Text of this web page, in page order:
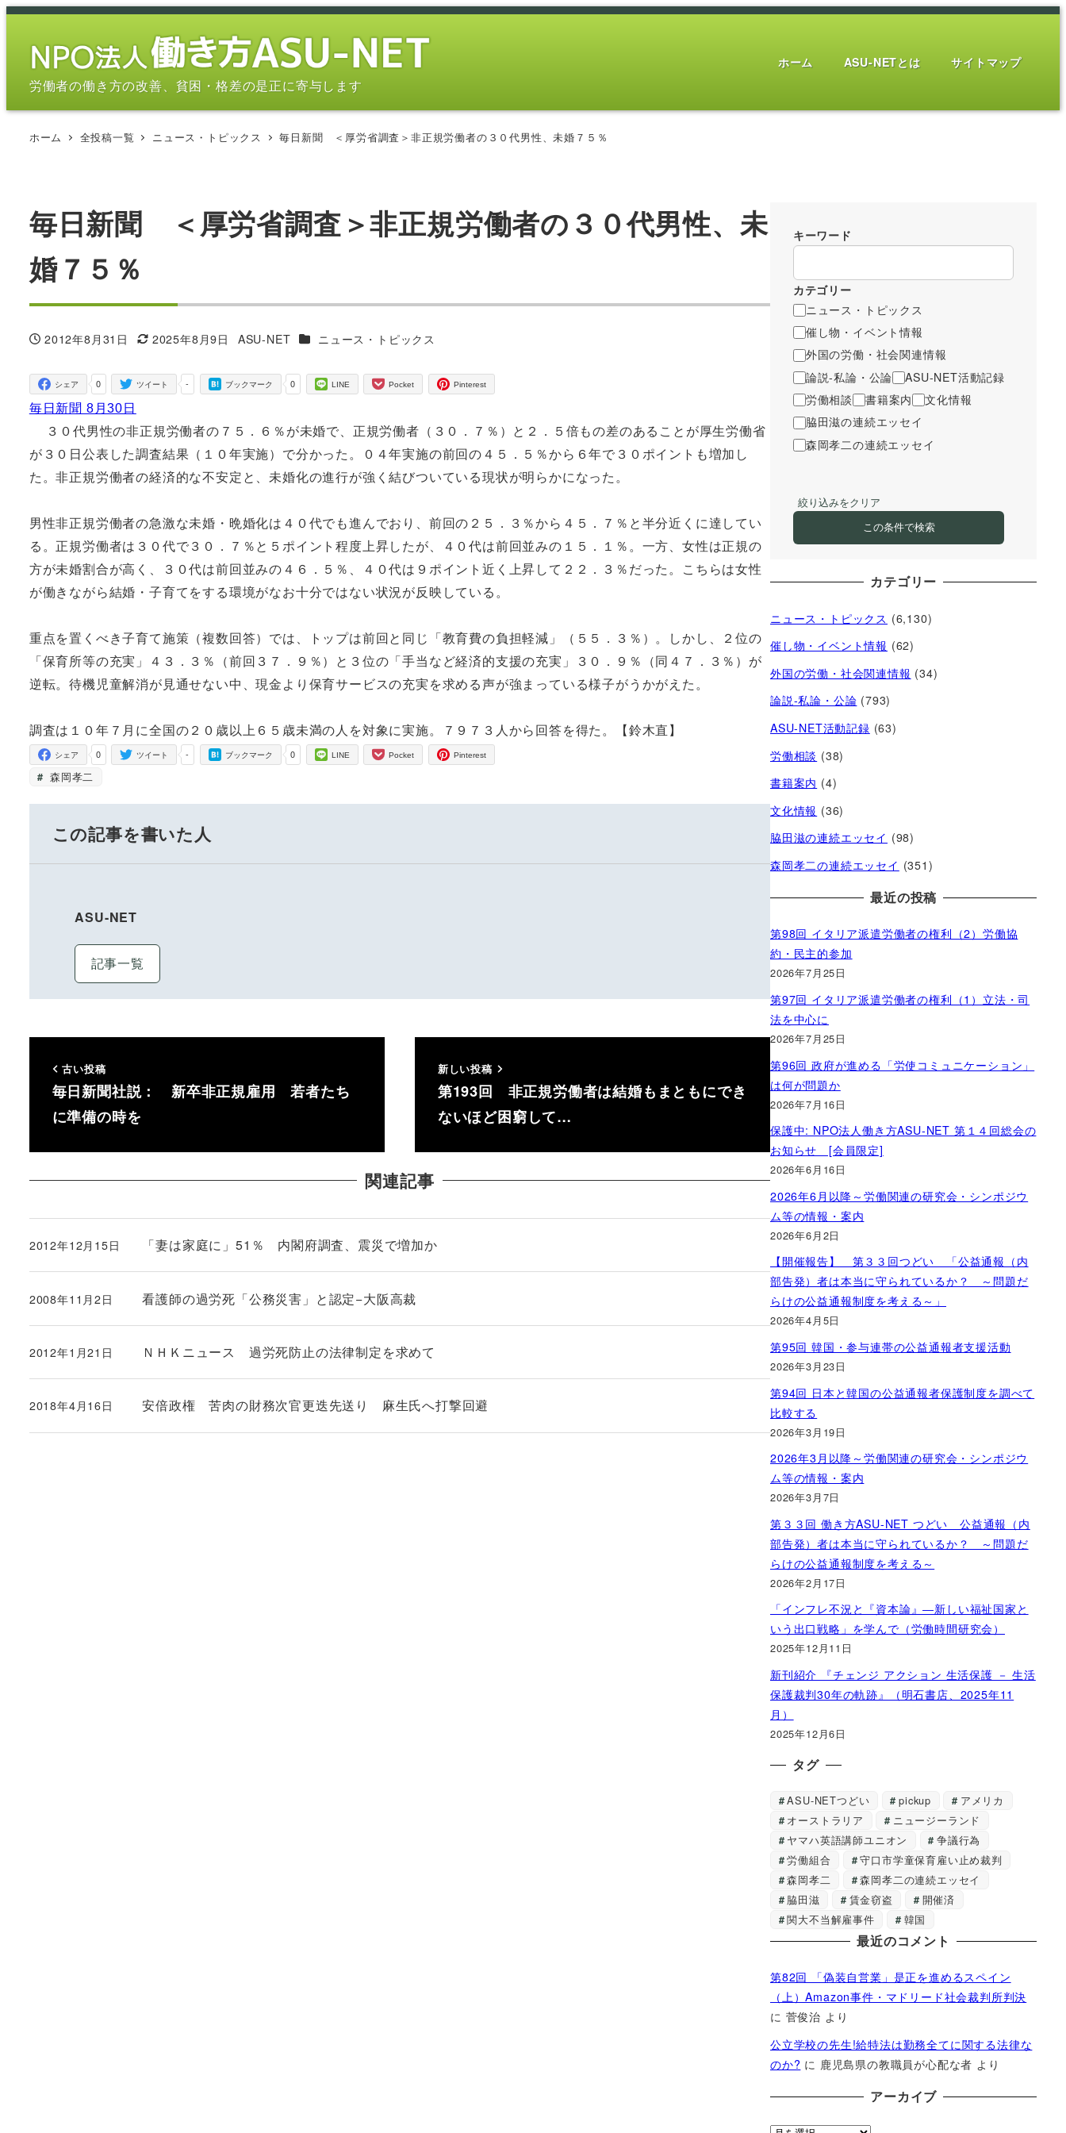
メ
労働者の働き方の改善、貧困・格差の是正に寄与します
ホーム ASU-NETとは サイトマップ
ホーム 全投稿一覧 ニュース・トピックス 毎日新聞 ＜厚労省調査＞非正規労働者の３０代男性、未婚７５％
毎日新聞 ＜厚労省調査＞非正規労働者の３０代男性、未
婚７５％
投稿日
2012年8月31日
更新日
2025年8月9日
著
ASU-NET カテゴリー
ニュース・トピックス
0
シェア -
ツイート 0
ブックマーク LINE Pocket Pinterest
毎日新聞 8月30日
３０代男性の非正規労働者の７５．６％が未婚で、正規労働者（３０．７％）と２．５倍もの差のあることが厚生労働省
が３０日公表した調査結果（１０年実施）で分かった。０４年実施の前回の４５．５％から６年で３０ポイントも増加し
た。非正規労働者の経済的な不安定と、未婚化の進行が強く結びついている現状が明らかになった。
男性非正規労働者の急激な未婚・晩婚化は４０代でも進んでおり、前回の２５．３％から４５．７％と半分近くに達してい
る。正規労働者は３０代で３０．７％と５ポイント程度上昇したが、４０代は前回並みの１５．１％。一方、女性は正規の
方が未婚割合が高く、３０代は前回並みの４６．５％、４０代は９ポイント近く上昇して２２．３％だった。こちらは女性
が働きながら結婚・子育てをする環境がなお十分ではない状況が反映している。
重点を置くべき子育て施策（複数回答）では、トップは前回と同じ「教育費の負担軽減」（５５．３％）。しかし、２位の
「保育所等の充実」４３．３％（前回３７．９％）と３位の「手当など経済的支援の充実」３０．９％（同４７．３％）が
逆転。待機児童解消が見通せない中、現金より保育サービスの充実を求める声が強まっている様子がうかがえた。
調査は１０年７月に全国の２０歳以上６５歳未満の人を対象に実施。７９７３人から回答を得た。【鈴木直】
0
シェア -
ツイート 0
ブックマーク LINE Pocket Pinterest
森岡孝二
この記事を書いた人
ASU-NET
記事一覧
古い投稿
毎日新聞社説： 新卒非正規雇用 若者たち
に準備の時を
新しい投稿
第193回 非正規労働者は結婚もまともにでき
ないほど困窮して…
関連記事
「妻は家庭に」51％ 内閣府調査、震災で増加か
投稿日
2012年12月15日
看護師の過労死「公務災害」と認定−大阪高裁
投稿日
2008年11月2日
ＮＨＫニュース 過労死防止の法律制定を求めて
投稿日
2012年1月21日
安倍政権 苦肉の財務次官更迭先送り 麻生氏へ打撃回避
投稿日
2018年4月16日
キーワード
カテゴリー
ニュース・トピックス
催し物・イベント情報
外国の労働・社会関連情報
論説-私論・公論
ASU-NET活動記録
労働相談
書籍案内
文化情報
脇田滋の連続エッセイ
森岡孝二の連続エッセイ
絞り込みをクリア
この条件で検索
カテゴリー
ニュース・トピックス (6,130)
催し物・イベント情報 (62)
外国の労働・社会関連情報 (34)
論説-私論・公論 (793)
ASU-NET活動記録 (63)
労働相談 (38)
書籍案内 (4)
文化情報 (36)
脇田滋の連続エッセイ (98)
森岡孝二の連続エッセイ (351)
最近の投稿
第98回 イタリア派遣労働者の権利（2）労働協
約・民主的参加
2026年7月25日
第97回 イタリア派遣労働者の権利（1）立法・司
法を中心に
2026年7月25日
第96回 政府が進める「労使コミュニケーション」
は何が問題か
2026年7月16日
保護中: NPO法人働き方ASU-NET 第１４回総会の
お知らせ [会員限定]
2026年6月16日
2026年6月以降～労働関連の研究会・シンポジウ
ム等の情報・案内
2026年6月2日
【開催報告】 第３３回つどい 「公益通報（内
部告発）者は本当に守られているか？ ～問題だ
らけの公益通報制度を考える～」
2026年4月5日
第95回 韓国・参与連帯の公益通報者支援活動
2026年3月23日
第94回 日本と韓国の公益通報者保護制度を調べて
比較する
2026年3月19日
2026年3月以降～労働関連の研究会・シンポジウ
ム等の情報・案内
2026年3月7日
第３３回 働き方ASU-NET つどい 公益通報（内
部告発）者は本当に守られているか？ ～問題だ
らけの公益通報制度を考える～
2026年2月17日
「インフレ不況と『資本論』―新しい福祉国家と
いう出口戦略」を学んで（労働時間研究会）
2025年12月11日
新刊紹介 『チェンジ アクション 生活保護 － 生活
保護裁判30年の軌跡』（明石書店、2025年11
月）
2025年12月6日
タグ
ASU-NETつどい pickup
アメリカ
オーストラリア
ニュージーランド
ヤマハ英語講師ユニオン
争議行為
労働組合
守口市学童保育雇い止め裁判
森岡孝二
森岡孝二の連続エッセイ
脇田滋
賃金窃盗
開催済
関大不当解雇事件
韓国
最近のコメント
第82回 「偽装自営業」是正を進めるスペイン
（上）Amazon事件・マドリード社会裁判所判決
に 菅俊治 より
公立学校の先生!給特法は勤務全てに関する法律な
のか? に 鹿児島県の教職員が心配な者 より
アーカイブ